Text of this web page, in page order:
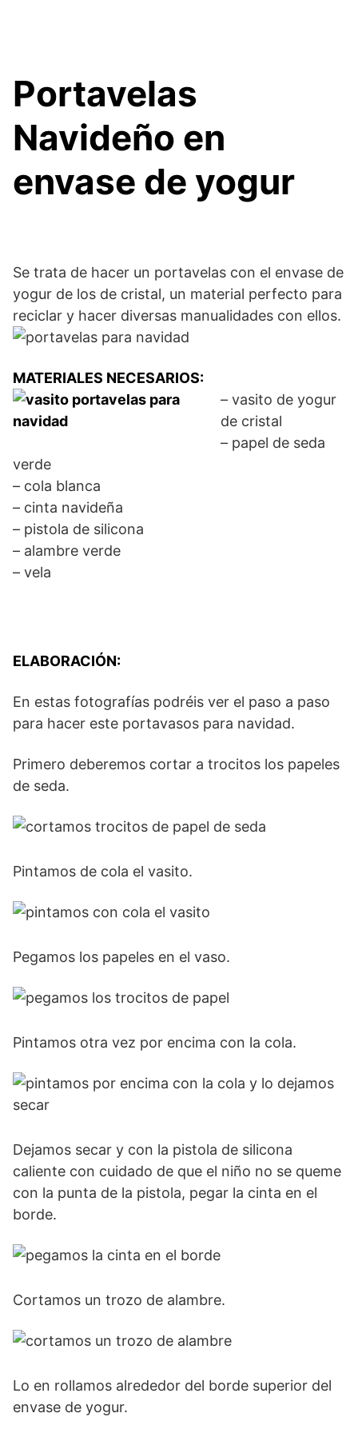
Portavelas
Navideño en
envase de yogur
Se trata de hacer un portavelas con el envase de
yogur de los de cristal, un material perfecto para
reciclar y hacer diversas manualidades con ellos.
MATERIALES NECESARIOS:
– vasito de yogur
de cristal
– papel de seda
verde
– cola blanca
– cinta navideña
– pistola de silicona
– alambre verde
– vela
ELABORACIÓN:
En estas fotografías podréis ver el paso a paso
para hacer este portavasos para navidad.
Primero deberemos cortar a trocitos los papeles
de seda.
Pintamos de cola el vasito.
Pegamos los papeles en el vaso.
Pintamos otra vez por encima con la cola.
Dejamos secar y con la pistola de silicona
caliente con cuidado de que el niño no se queme
con la punta de la pistola, pegar la cinta en el
borde.
Cortamos un trozo de alambre.
Lo en rollamos alrededor del borde superior del
envase de yogur.